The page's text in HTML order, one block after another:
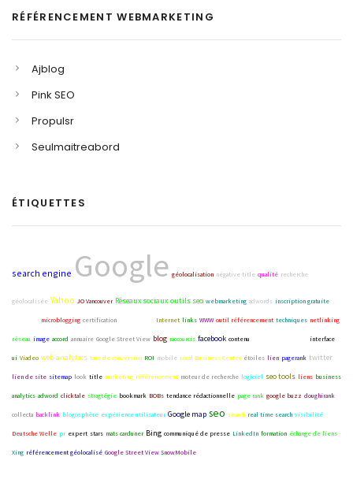
RÉFÉRENCEMENT WEBMARKETING
Ajblog
Pink SEO
Propulsr
Seulmaitreabord
ÉTIQUETTES
search engine Google géolocalisation négative title qualité recherche
géolocalisée Yahoo JO Vancouver Réseaux sociaux outils seo webmarketing adwords inscription gratuite
microblogging certification Internet links WWW outil référencement techniques netlinking
réseau image accord annuaire Google Street View blog raccourcis facebook contenu interface
ui Viadeo web-analytics taux de conversion ROI mobile Local Business Center étoiles lien pagerank twitter
lien de site sitemap look title marketing référencement moteur de recherche logiciel seo tools liens business
analytics adword clicktale stragtégie bookmark BOBs tendance rédactionnelle page rank google buzz doughirank
collecta backlink blogosphère expérience utilisateur Google map seo search real time search visibilité
Deutsche Welle pr expert stars mats carduner Bing communiqué de presse LinkedIn formation échange de liens
Xing référencement géolocalisé Google Street View SnowMobile